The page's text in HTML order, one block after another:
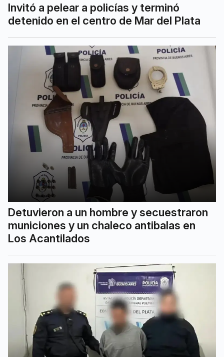
Invitó a pelear a policías y terminó
detenido en el centro de Mar del Plata
Detuvieron a un hombre y secuestraron
municiones y un chaleco antibalas en
Los Acantilados